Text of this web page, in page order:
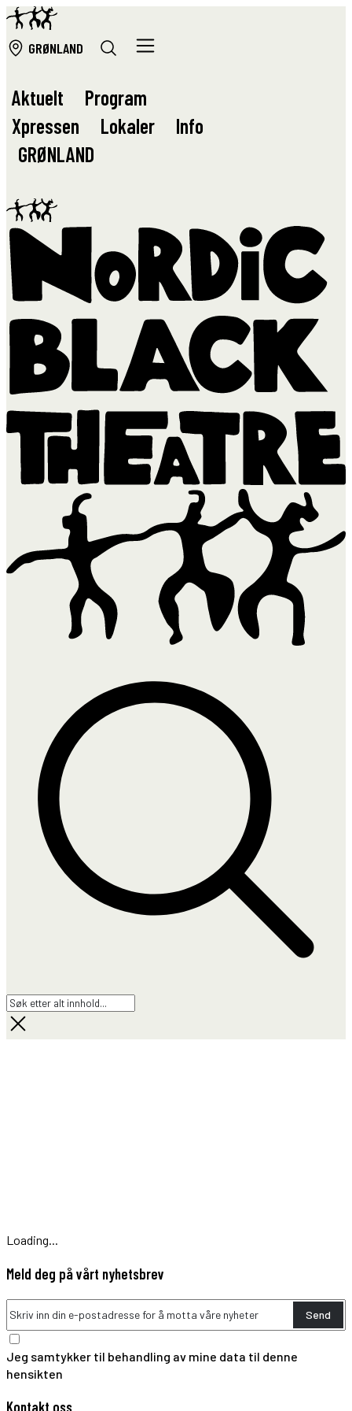
GRØNLAND
Aktuelt
Program
Xpressen
Lokaler
Info
GRØNLAND
Loading...
Meld deg på vårt nyhetsbrev
Send
Jeg samtykker til behandling av mine data til denne
hensikten
Kontakt oss